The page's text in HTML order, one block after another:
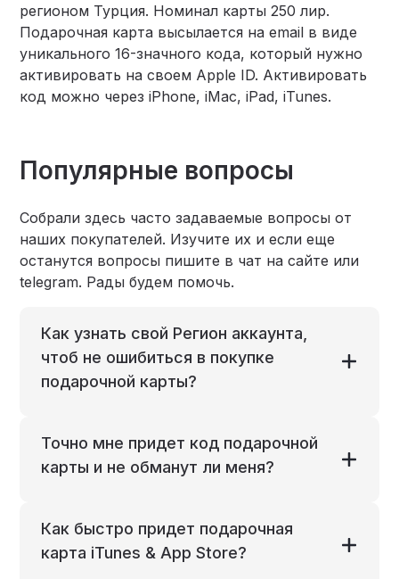
регионом Турция. Номинал карты 250 лир.
Подарочная карта высылается на email в виде
уникального 16-значного кода, который нужно
активировать на своем Apple ID. Активировать
код можно через iPhone, iMac, iPad, iTunes.
Популярные вопросы
Собрали здесь часто задаваемые вопросы от
наших покупателей. Изучите их и если еще
останутся вопросы пишите в чат на сайте или
telegram. Рады будем помочь.
Как узнать свой Регион аккаунта,
чтоб не ошибиться в покупке
подарочной карты?
Точно мне придет код подарочной
карты и не обманут ли меня?
Как быстро придет подарочная
карта iTunes & App Store?